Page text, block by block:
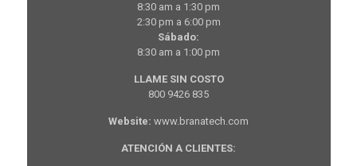
8:30 am a 1:30 pm
2:30 pm a 6:00 pm
Sábado:
8:30 am a 1:00 pm
LLAME SIN COSTO
800 9426 835
Website: www.branatech.com
ATENCIÓN A CLIENTES: